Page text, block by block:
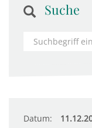
Suche
Datum: